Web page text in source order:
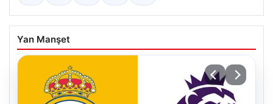
Yan Manşet